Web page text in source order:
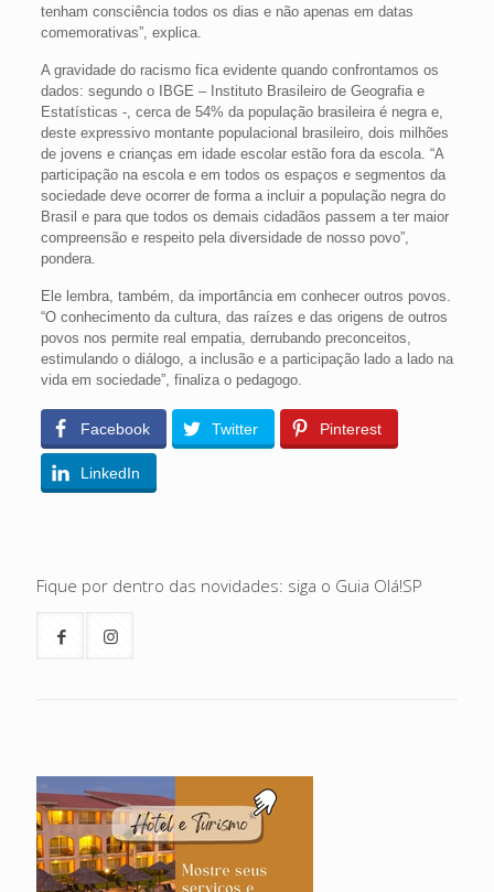
tenham consciência todos os dias e não apenas em datas
comemorativas”, explica.
A gravidade do racismo fica evidente quando confrontamos os
dados: segundo o IBGE – Instituto Brasileiro de Geografia e
Estatísticas -, cerca de 54% da população brasileira é negra e,
deste expressivo montante populacional brasileiro, dois milhões
de jovens e crianças em idade escolar estão fora da escola. “A
participação na escola e em todos os espaços e segmentos da
sociedade deve ocorrer de forma a incluir a população negra do
Brasil e para que todos os demais cidadãos passem a ter maior
compreensão e respeito pela diversidade de nosso povo”,
pondera.
Ele lembra, também, da importância em conhecer outros povos.
“O conhecimento da cultura, das raízes e das origens de outros
povos nos permite real empatia, derrubando preconceitos,
estimulando o diálogo, a inclusão e a participação lado a lado na
vida em sociedade”, finaliza o pedagogo.
Facebook Twitter Pinterest
LinkedIn
Fique por dentro das novidades: siga o Guia Olá!SP